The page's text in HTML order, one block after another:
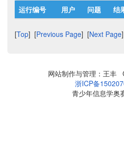
运行编号 用户 问题 结
[Top] [Previous Page] [Next Page]
网站制作与管理：王丰
浙ICP备
青少年信息学奥